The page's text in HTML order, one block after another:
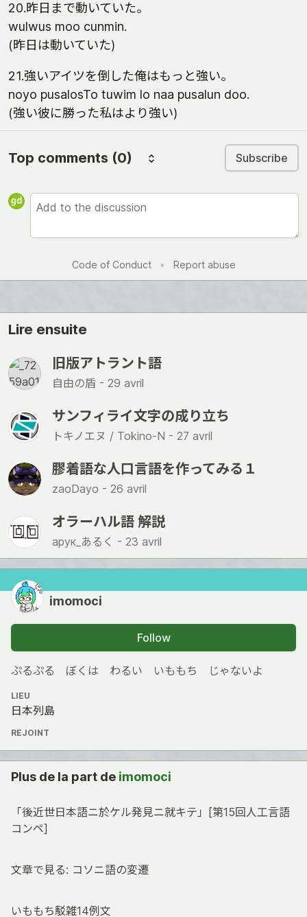
20.昨日まで動いていた。
wulwus moo cunmin.
(昨日は動いていた)
21.強いアイツを倒した俺はもっと強い。
noyo pusalosTo tuwim lo naa pusalun doo.
(強い彼に勝った私はより強い)
Top comments (0) Subscribe
Code of Conduct • Report abuse
Lire ensuite
旧版アトラント語
自由の盾 - 29 avril
サンフィライ文字の成り立ち
トキノエヌ / Tokino-N - 27 avril
膠着語な人口言語を作ってみる１
zaoDayo - 26 avril
オラーハル語 解説
арук_あるく - 23 avril
imomoci
Follow
ぷるぷる ぼくは わるい いももち じゃないよ
LIEU
日本列島
REJOINT
Plus de la part de imomoci
「後近世日本語ニ於ケル発見ニ就キテ」[第15回人工言語
コンペ]
文章で見る: コソニ語の変遷
いももち駁雑14例文